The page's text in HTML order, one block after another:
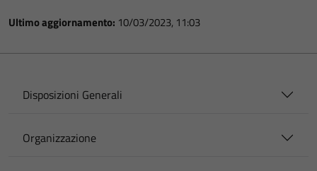
Ultimo aggiornamento: 10/03/2023, 11:03
Disposizioni Generali
Organizzazione